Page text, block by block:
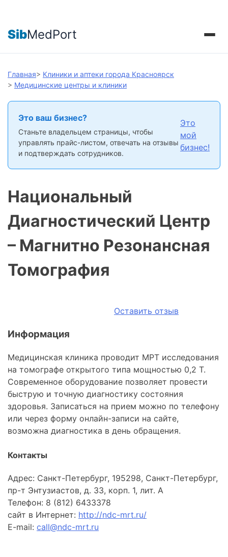
SibMedPort
Главная> Клиники и аптеки города Красноярск
> Медицинские центры и клиники
Это ваш бизнес?
Станьте владельцем страницы, чтобы
управлять прайс-листом, отвечать на отзывы
и подтверждать сотрудников.
Это
мой
бизнес!
Национальный
Диагностический Центр
– Магнитно Резонансная
Томография
Оставить отзыв
Информация
Медицинская клиника проводит МРТ исследования
на томографе открытого типа мощностью 0,2 Т.
Современное оборудование позволяет провести
быструю и точную диагностику состояния
здоровья. Записаться на прием можно по телефону
или через форму онлайн-записи на сайте,
возможна диагностика в день обращения.
Контакты
Адрес: Санкт-Петербург, 195298, Санкт-Петербург,
пр-т Энтузиастов, д. 33, корп. 1, лит. А
Телефон: 8 (812) 6433378
сайт в Интернет: http://ndc-mrt.ru/
E-mail: call@ndc-mrt.ru